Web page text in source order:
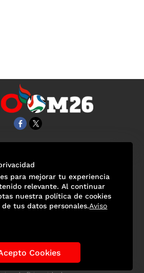
Lo viral Anécdotas Mundialistas
Tendencias Directorio
para mejorar tu experiencia
relevante. Al continuar
nuestra política de cookies
tus datos personales.Aviso
Cookies